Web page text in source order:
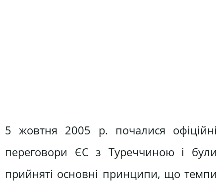
5 жовтня 2005 р. почалися офіційні
переговори ЄС з Туреччиною і були
прийняті основні принципи, що темпи